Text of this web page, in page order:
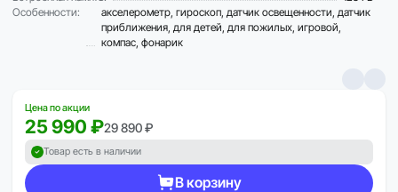
Особенности:
акселерометр, гироскоп, датчик освещенности, датчик
приближения, для детей, для пожилых, игровой,
компас, фонарик
Цена по акции
25 990 ₽29 890 ₽
Товар есть в наличии
В корзину